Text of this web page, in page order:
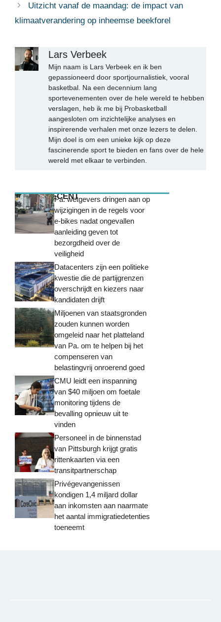
Uitzicht vanaf de maandag: de impact van
klimaatverandering op inheemse beekforel
Lars Verbeek
Mijn naam is Lars Verbeek en ik ben
gepassioneerd door sportjournalistiek, vooral
basketbal. Na een decennium lang
sportevenementen over de hele wereld te hebben
verslagen, heb ik me bij Probasketball
aangesloten om inzichtelijke analyses en
inspirerende verhalen met onze lezers te delen.
Mijn doel is om een unieke kijk op deze
fascinerende sport te bieden en fans over de hele
wereld met elkaar te verbinden.
MEEST RECENTPa. wetgevers dringen aan op
wijzigingen in de regels voor
e-bikes nadat ongevallen
aanleiding geven tot
bezorgdheid over de
veiligheid
Datacenters zijn een politieke
kwestie die de partijgrenzen
overschrijdt en kiezers naar
kandidaten drijft
Miljoenen van staatsgronden
zouden kunnen worden
omgeleid naar het platteland
van Pa. om te helpen bij het
compenseren van
belastingvrij onroerend goed
CMU leidt een inspanning
van $40 miljoen om foetale
monitoring tijdens de
bevalling opnieuw uit te
vinden
Personeel in de binnenstad
van Pittsburgh krijgt gratis
rittenkaarten via een
transitpartnerschap
Privégevangenissen
kondigen 1,4 miljard dollar
aan inkomsten aan naarmate
het aantal immigratiedetenties
toeneemt